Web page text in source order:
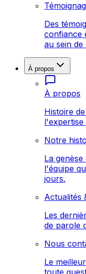
Des
confiance
au sein de
À propos
À propos
Histoire
l'expertise
Notre
La
l'équipe
jours.
Actualités
Les
de parole
Nous
Le